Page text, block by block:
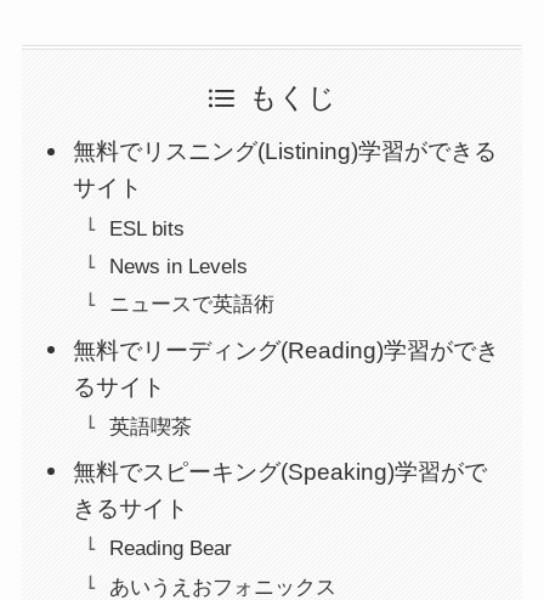
もくじ
無料でリスニング(Listining)学習ができる
サイト
ESL bits
News in Levels
ニュースで英語術
無料でリーディング(Reading)学習ができ
るサイト
英語喫茶
無料でスピーキング(Speaking)学習がで
きるサイト
Reading Bear
あいうえおフォニックス